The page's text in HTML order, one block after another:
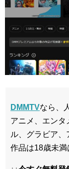
DMMTVなら、
アニメ、エンタ
ル、グラビア、
作品は18歳未